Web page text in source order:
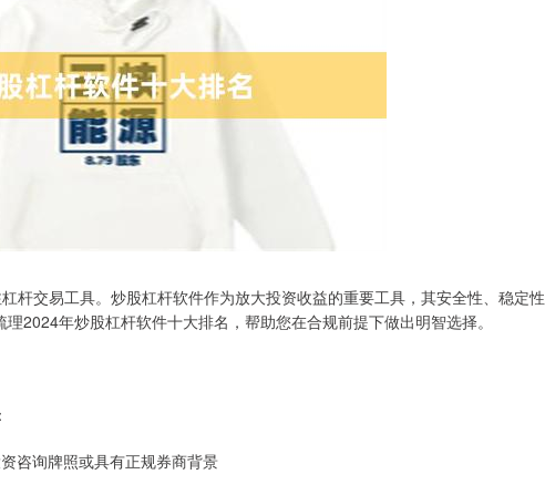
杆交易工具。炒股杠杆软件作为放大投资收益的重要工具，其安全性、稳定性
2024年炒股杠杆软件十大排名，帮助您在合规前提下做出明智选择。
咨询牌照或具有正规券商背景